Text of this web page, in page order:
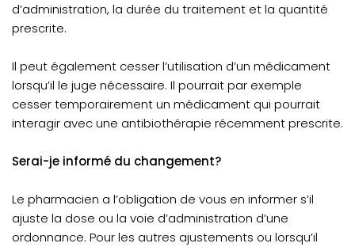
d’administration, la durée du traitement et la quantité
prescrite.
Il peut également cesser l’utilisation d’un médicament
lorsqu’il le juge nécessaire. Il pourrait par exemple
cesser temporairement un médicament qui pourrait
interagir avec une antibiothérapie récemment prescrite.
Serai-je informé du changement?
Le pharmacien a l’obligation de vous en informer s’il
ajuste la dose ou la voie d’administration d’une
ordonnance. Pour les autres ajustements ou lorsqu’il